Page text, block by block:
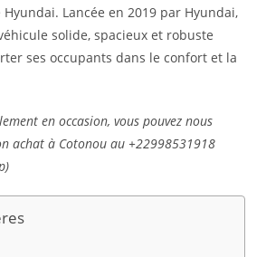
Hyundai. Lancée en 2019 par Hyundai,
solide, spacieux et robuste
ses occupants dans le confort et la
en occasion, vous pouvez nous
achat à Cotonou au +22998531918